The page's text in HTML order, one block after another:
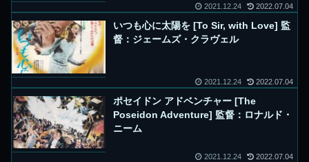
2021.12.24 2022.07.04
いつも心に太陽を [To Sir, with Love] 監
督：ジェームズ・クラヴェル
2021.12.24 2022.07.04
ポセイドン アドベンチャー [The
Poseidon Adventure] 監督：ロナルド・
ニーム
2021.12.24 2022.07.04